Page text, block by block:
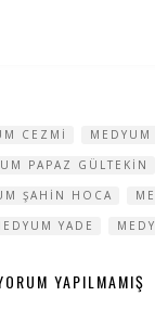
CEZMI
PAPAZ GÜLTEKIN
ŞAHIN HOCA
YADE
YAPILMAMIŞ